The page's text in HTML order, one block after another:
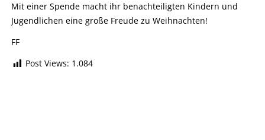
Mit einer Spende macht ihr benachteiligten Kindern und
Jugendlichen eine große Freude zu Weihnachten!
FF
Post Views: 1.084